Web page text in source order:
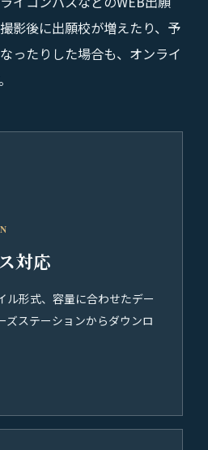
影後に出願校が増えたり、予
ったりした場合も、オンライ
対応
ル形式、容量に合わせたデー
ズステーションからダウンロ